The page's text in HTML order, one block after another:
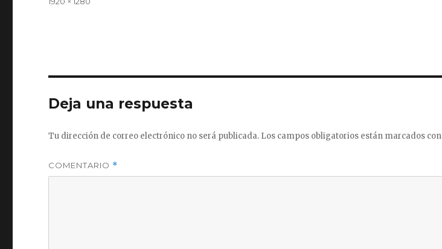
Deja una respuesta
Tu dirección de correo electrónico no será publicada. Los campos obligatorios están marcados con
COMENTARIO *